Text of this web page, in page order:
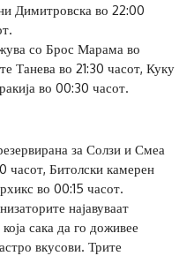
Димитровска во 22:00
со Брос Марама во
Танева во 21:30 часот, Куку
во 00:30 часот.
за Солзи и Смеа
часот, Битолски камерен
во 00:15 часот.
најавуваат
сака да го доживее
вкусови. Трите